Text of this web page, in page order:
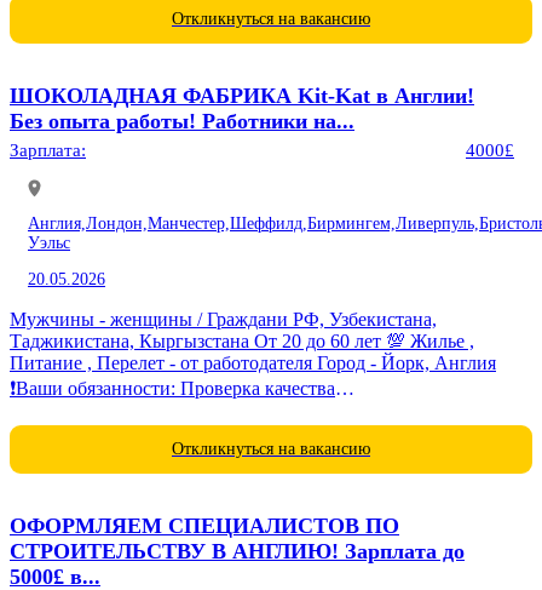
Откликнуться на вакансию
ШОКОЛАДНАЯ ФАБРИКА Kit-Kat в Англии!
Без опыта работы! Работники на...
Зарплата: 4000£
Англия, Лондон, Манчестер, Шеффилд, Бирмингем, Ливерпуль,
Уэльс
20.05.2026
Мужчины - женщины / Граждани РФ, Узбекистана,
Таджикистана, Кыргызстана От 20 до 60 лет 💯 Жилье ,
Питание , Перелет - от работодателя Город - Йорк, Англия
❗️Ваши обязанности: Проверка качества
Откликнуться на вакансию
ОФОРМЛЯЕМ СПЕЦИАЛИСТОВ ПО
СТРОИТЕЛЬСТВУ В АНГЛИЮ! Зарплата до
5000£ в...